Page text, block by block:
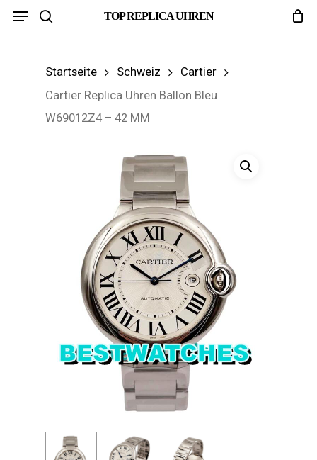
Skip
TOP REPLICA UHREN
Menu
Startseite Schweiz
Cartier
Cartier Replica Uhren Ballon Bleu
W69012Z4 – 42 MM